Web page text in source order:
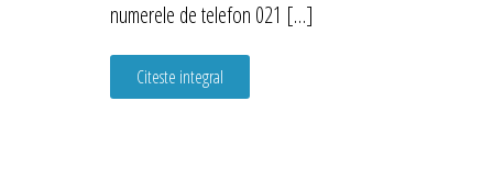
numerele de telefon 021 […]
Citeste integral